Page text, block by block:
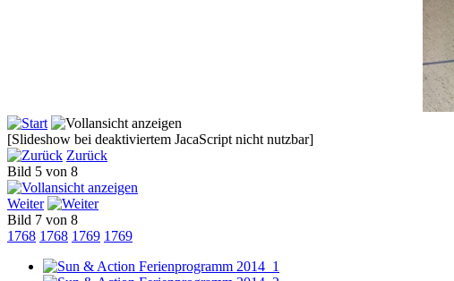
[Slideshow bei deaktiviertem JacaScript nicht nutzbar]
Zurück
Bild 5 von 8
Weiter
Bild 7 von 8
1768 1768 1769 1769